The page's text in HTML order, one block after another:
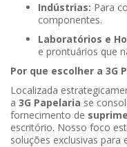
Indústrias: Para
componentes.
Laboratórios e
e prontuários que
Por que escolher a 3G
Localizada
a 3G Papelaria se
fornecimento de
escritório. Nosso foco
soluções exclusivas para